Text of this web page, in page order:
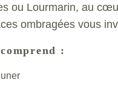
ou Lourmarin, au
ombragées vous
: